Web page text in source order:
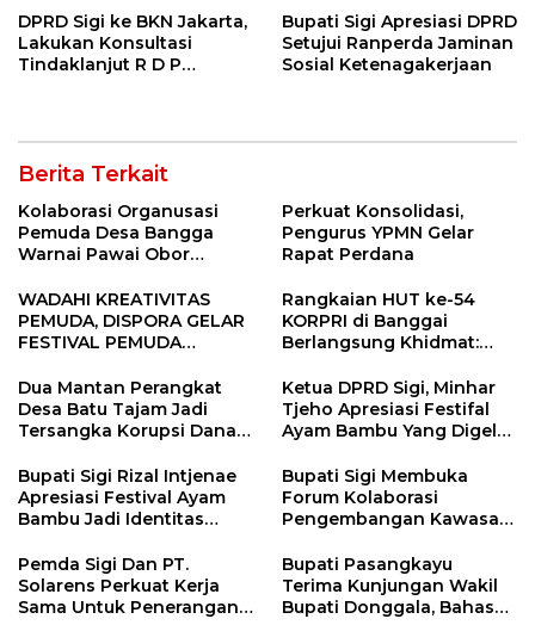
DPRD Sigi ke BKN Jakarta,
Lakukan Konsultasi
Tindaklanjut R D P
Bupati Sigi Apresiasi DPRD
Setujui Ranperda Jaminan
Sosial Ketenagakerjaan
Berita Terkait
Kolaborasi Organusasi
Pemuda Desa Bangga
Warnai Pawai Obor
2026
Perkuat Konsolidasi,
Pengurus YPMN Gelar
Rapat Perdana
WADAHI KREATIVITAS
PEMUDA, DISPORA GELAR
FESTIVAL PEMUDA
Rangkaian HUT ke-54
KORPRI di Banggai
Berlangsung Khidmat:
hingga Ramah Tamah
Dua Mantan Perangkat
Desa Batu Tajam Jadi
Tersangka Korupsi Dana
Ketua DPRD Sigi, Minhar
Tjeho Apresiasi Festifal
Ayam Bambu Yang Digelar
Bupati Sigi Rizal Intjenae
Apresiasi Festival Ayam
Bambu Jadi Identitas
Dipromosikan Ketingkat
Nasional
Bupati Sigi Membuka
Forum Kolaborasi
Pengembangan Kawasan
Pemda Sigi Dan PT.
Solarens Perkuat Kerja
Sama Untuk Penerangan
Bupati Pasangkayu
Terima Kunjungan Wakil
Bupati Donggala, Bahas